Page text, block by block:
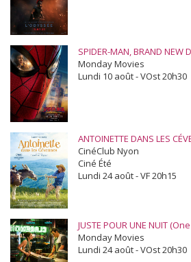
SPIDER-MAN, BRAND NEW
Monday Movies
Lundi 10 août - VOst 20h30
ANTOINETTE DANS LES
CinéClub Nyon
Ciné Été
Lundi 24 août - VF 20h15
JUSTE POUR UNE NUIT
Monday Movies
Lundi 24 août - VOst 20h30